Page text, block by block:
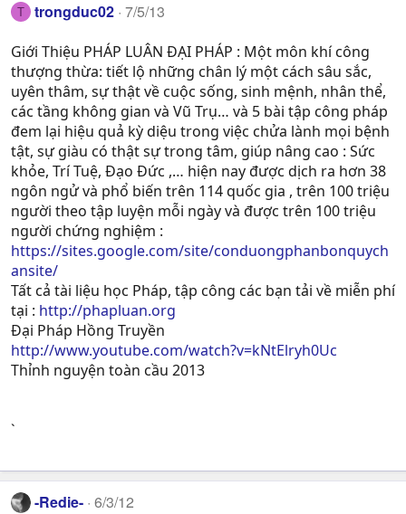
T trongduc02 7/5/13
Giới Thiệu PHÁP LUÂN ĐẠI PHÁP : Một môn khí công
thượng thừa: tiết lộ những chân lý một cách sâu sắc,
uyên thâm, sự thật về cuộc sống, sinh mệnh, nhân thể,
các tầng không gian và Vũ Trụ… và 5 bài tập công pháp
đem lại hiệu quả kỳ diệu trong việc chửa lành mọi bệnh
tật, sự giàu có thật sự trong tâm, giúp nâng cao : Sức
khỏe, Trí Tuệ, Ðạo Ðức ,… hiện nay được dịch ra hơn 38
ngôn ngử và phổ biến trên 114 quốc gia , trên 100 triệu
người theo tập luyện mỗi ngày và được trên 100 triệu
người chứng nghiệm :
https://sites.google.com/site/conduongphanbonquych
ansite/
Tất cả tài liệu học Pháp, tập công các bạn tải về miễn phí
tại : http://phapluan.org
Đại Pháp Hồng Truyền
http://www.youtube.com/watch?v=kNtElryh0Uc
Thỉnh nguyện toàn cầu 2013
`
-Redie- 6/3/12